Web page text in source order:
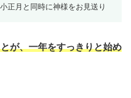
小正月と同時に神様をお見送り
が、一年をすっきりと始め